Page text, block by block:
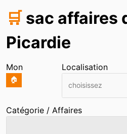
🛒 sac affaires
Picardie
Mon
🏠
Localisation
choisissez
Catégorie / Affaires